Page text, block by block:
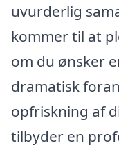
uvurderlig
kommer til at
om du ønsker
dramatisk
opfriskning af
tilbyder en